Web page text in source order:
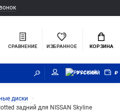
СРАВНЕНИЕ ИЗБРАННОЕ КОРЗИНА
РУССКИЙ ₽
диски
задний для NISSAN Skyline